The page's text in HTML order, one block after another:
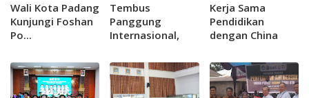
Wali Kota Padang
Kunjungi Foshan
Po...
Tembus
Panggung
Internasional,
Kerja Sama
Pendidikan
dengan China
Mahasiswa
Padang Raih
Beasiswa Penuh